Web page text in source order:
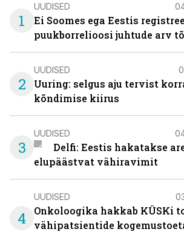
1
UUDISED
Ei Soomes ega Eestis
puukborrelioosi juhtude arv
2
UUDISED
Uuring: selgus aju tervist
kõndimise kiirus
3
UUDISED
Delfi: Eestis hakatakse
elupäästvat vähiravimit
4
UUDISED
Onkoloogika hakkab KÜSKi
vähipatsientide